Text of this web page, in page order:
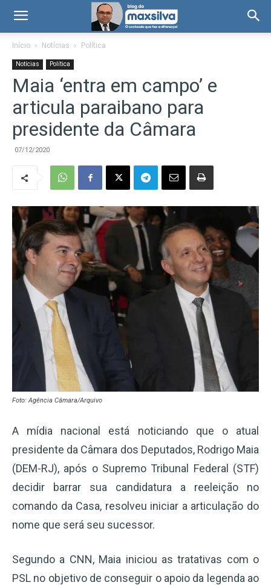
Início Notícias Política
Notícias Política
Maia ‘entra em campo’ e
articula paraibano para
presidente da Câmara
07/12/2020
Foto: Agência Câmara/Arquivo
A mídia nacional está noticiando que o atual
presidente da Câmara dos Deputados, Rodrigo Maia
(DEM-RJ), após o Supremo Tribunal Federal (STF)
decidir barrar sua candidatura a reeleição no
comando da Casa, resolveu iniciar a articulação do
nome que será seu sucessor.
Segundo a CNN, Maia iniciou as tratativas com o
PSL no objetivo de conseguir o apoio da legenda ao